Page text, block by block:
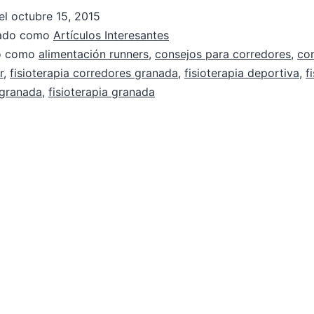
octubre 15, 2015
como Artículos Interesantes
como alimentación runners, consejos para corredores,
, fisioterapia corredores granada, fisioterapia deportiva,
, fisioterapia granada